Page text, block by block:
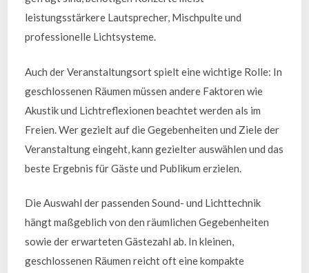
leistungsstärkere Lautsprecher, Mischpulte und
professionelle Lichtsysteme.
Auch der Veranstaltungsort spielt eine wichtige Rolle: In
geschlossenen Räumen müssen andere Faktoren wie
Akustik und Lichtreflexionen beachtet werden als im
Freien. Wer gezielt auf die Gegebenheiten und Ziele der
Veranstaltung eingeht, kann gezielter auswählen und das
beste Ergebnis für Gäste und Publikum erzielen.
Die Auswahl der passenden Sound- und Lichttechnik
hängt maßgeblich von den räumlichen Gegebenheiten
sowie der erwarteten Gästezahl ab. In kleinen,
geschlossenen Räumen reicht oft eine kompakte